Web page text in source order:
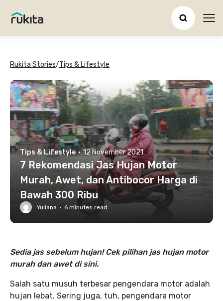
Rukita Stories/Tips & Lifestyle
Tips & Lifestyle · 12 November 2021
7 Rekomendasi Jas Hujan Motor
Murah, Awet, dan Antibocor Harga di
Bawah 300 Ribu
Yuliana · 6 minutes read
Sedia jas sebelum hujan! Cek pilihan jas hujan motor
murah dan awet di sini.
Salah satu musuh terbesar pengendara motor adalah
hujan lebat. Sering juga, tuh, pengendara motor